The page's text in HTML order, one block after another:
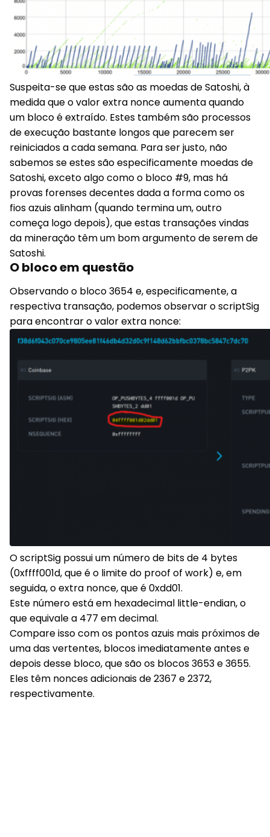
Suspeita-se que estas são as moedas de Satoshi, à
medida que o valor extra nonce aumenta quando
um bloco é extraído. Estes também são processos
de execução bastante longos que parecem ser
reiniciados a cada semana. Para ser justo, não
sabemos se estes são especificamente moedas de
Satoshi, exceto algo como o bloco #9, mas há
provas forenses decentes dada a forma como os
fios azuis alinham (quando termina um, outro
começa logo depois), que estas transações vindas
da mineração têm um bom argumento de serem de
Satoshi.
O bloco em questão
Observando o bloco 3654 e, especificamente, a
respectiva transação, podemos observar o scriptSig
para encontrar o valor extra nonce:
O scriptSig possui um número de bits de 4 bytes
(0xffff001d, que é o limite do proof of work) e, em
seguida, o extra nonce, que é 0xdd01.
Este número está em hexadecimal little-endian, o
que equivale a 477 em decimal.
Compare isso com os pontos azuis mais próximos de
uma das vertentes, blocos imediatamente antes e
depois desse bloco, que são os blocos 3653 e 3655.
Eles têm nonces adicionais de 2367 e 2372,
respectivamente.